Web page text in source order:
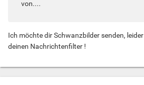
von....
Ich möchte dir Schwanzbilder senden,
deinen Nachrichtenfilter !